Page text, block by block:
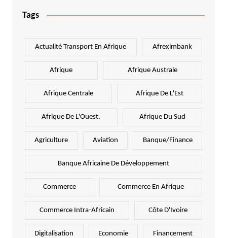
Tags
Actualité Transport En Afrique Afreximbank
Afrique Afrique Australe
Afrique Centrale Afrique De L'Est
Afrique De L'Ouest. Afrique Du Sud
Agriculture Aviation Banque/Finance
Banque Africaine De Développement
Commerce Commerce En Afrique
Commerce Intra-Africain Côte D'Ivoire
Digitalisation Economie Financement